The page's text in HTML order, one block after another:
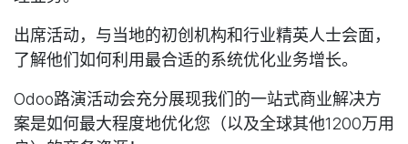
出席活动，与当地的初创机构和行业精英人士会面，
了解他们如何利用最合适的系统优化业务增长。
Odoo路演活动会充分展现我们的一站式商业解决方
案是如何最大程度地优化您（以及全球其他1200万用